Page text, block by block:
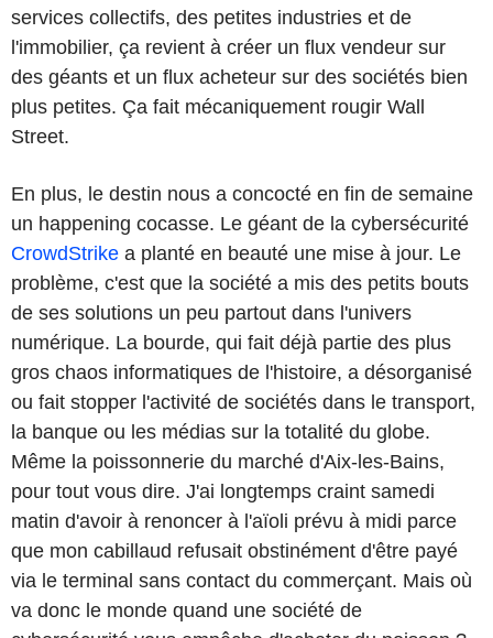
services collectifs, des petites industries et de
l'immobilier, ça revient à créer un flux vendeur sur
des géants et un flux acheteur sur des sociétés bien
plus petites. Ça fait mécaniquement rougir Wall
Street.
En plus, le destin nous a concocté en fin de semaine
un happening cocasse. Le géant de la cybersécurité
CrowdStrike a planté en beauté une mise à jour. Le
problème, c'est que la société a mis des petits bouts
de ses solutions un peu partout dans l'univers
numérique. La bourde, qui fait déjà partie des plus
gros chaos informatiques de l'histoire, a désorganisé
ou fait stopper l'activité de sociétés dans le transport,
la banque ou les médias sur la totalité du globe.
Même la poissonnerie du marché d'Aix-les-Bains,
pour tout vous dire. J'ai longtemps craint samedi
matin d'avoir à renoncer à l'aïoli prévu à midi parce
que mon cabillaud refusait obstinément d'être payé
via le terminal sans contact du commerçant. Mais où
va donc le monde quand une société de